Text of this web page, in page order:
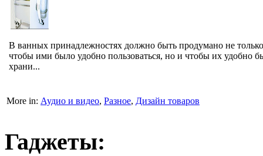
В ванных принадлежностях должно быть продумано не
чтобы ими было удобно пользоваться, но и чтобы их удобно
храни...
More in: Аудио и видео, Разное, Дизайн товаров
Гаджеты: